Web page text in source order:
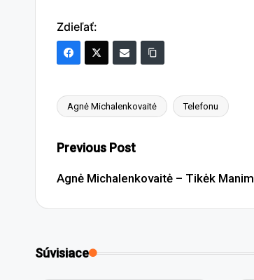
Zdieľať:
Tags:
Agnė Michalenkovaitė Telefonu
Post
navigation
Previous Post
Agnė Michalenkovaitė – Tikėk Manim
Súvisiace